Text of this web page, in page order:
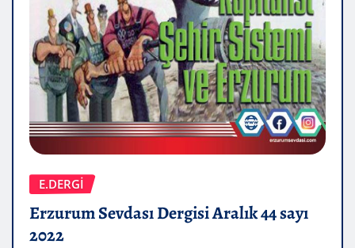
E.DERGİ
Erzurum Sevdası Dergisi Aralık 44 sayı
2022